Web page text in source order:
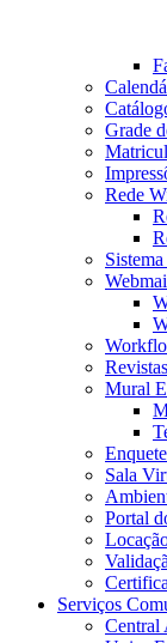
Grade
Rede
Mural
Sala
Portal
Serviços
Central